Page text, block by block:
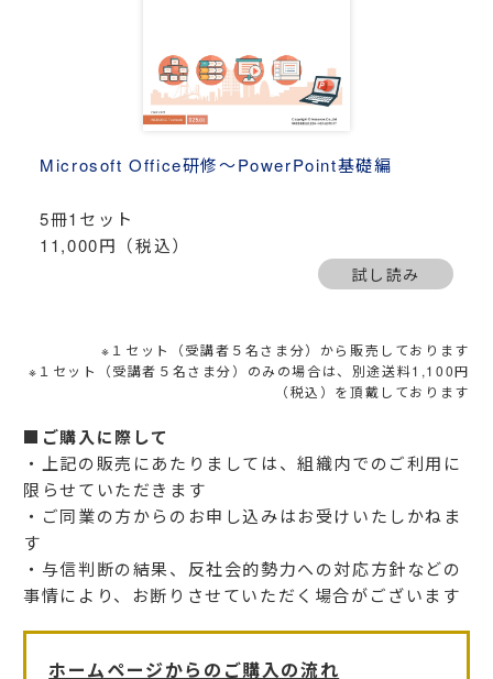
Microsoft Office研修～PowerPoint基礎編
5冊1セット
11,000円（税込）
試し読み
※１セット（受講者５名さま分）から販売しております
※１セット（受講者５名さま分）のみの場合は、別途送料1,100円
（税込）を頂戴しております
■ご購入に際して
・上記の販売にあたりましては、組織内でのご利用に
限らせていただきます
・ご同業の方からのお申し込みはお受けいたしかねま
す
・与信判断の結果、反社会的勢力への対応方針などの
事情により、お断りさせていただく場合がございます
ホームページからのご購入の流れ